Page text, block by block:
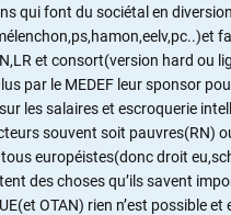
qui font du sociétal en
et consort(version hard ou
par le MEDEF leur sponsor
les salaires et escroquerie
souvent soit pauvres(RN)
européistes(donc droit
des choses qu’ils savent
OTAN) rien n’est possible et